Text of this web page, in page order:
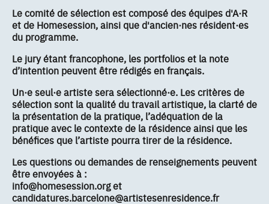
Le comité de sélection est composé des équipes d'A·R
et de Homesession, ainsi que d'ancien·nes résident·es
du programme.
Le jury étant francophone, les portfolios et la note
d’intention peuvent être rédigés en français.
Un·e seul·e artiste sera sélectionné·e. Les critères de
sélection sont la qualité du travail artistique, la clarté de
la présentation de la pratique, l’adéquation de la
pratique avec le contexte de la résidence ainsi que les
bénéfices que l’artiste pourra tirer de la résidence.
Les questions ou demandes de renseignements peuvent
être envoyées à :
info@homesession.org et
candidatures.barcelone@artistesenresidence.fr